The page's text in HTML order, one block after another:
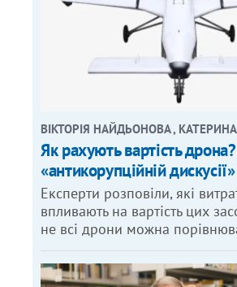
ВІКТОРІЯ НАЙДЬОНОВА ,
Як рахують вартість
«антикорупційній дискусії»
Експерти розповіли, які
впливають на вартість цих
не всі дрони можна